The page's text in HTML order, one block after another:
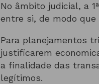
No âmbito judicial, a
entre si, de modo que
Para planejamentos
justificarem
a finalidade das
legítimos.